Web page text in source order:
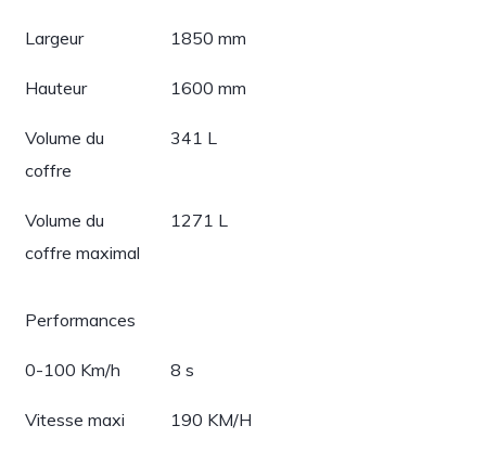
Largeur 1850 mm
Hauteur 1600 mm
Volume du
coffre
341 L
Volume du
coffre maximal
1271 L
Performances
0-100 Km/h 8 s
Vitesse maxi 190 KM/H